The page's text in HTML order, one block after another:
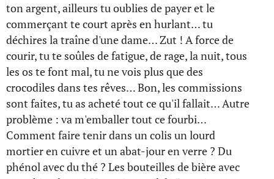
ton argent, ailleurs tu oublies de payer et le
commerçant te court après en hurlant… tu
déchires la traîne d'une dame… Zut ! A force de
courir, tu te soûles de fatigue, de rage, la nuit, tous
les os te font mal, tu ne vois plus que des
crocodiles dans tes rêves… Bon, les commissions
sont faites, tu as acheté tout ce qu'il fallait… Autre
problème : va m'emballer tout ce fourbi…
Comment faire tenir dans un colis un lourd
mortier en cuivre et un abat-jour en verre ? Du
phénol avec du thé ? Les bouteilles de bière avec